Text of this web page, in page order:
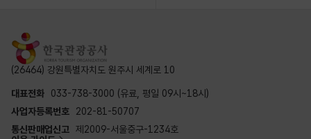
(26464) 강원특별자치도 원주시 세계로 10
대표전화
033-738-3000 (유료, 평일 09시~18시)
사업자등록번호
202-81-50707
통신판매업신고 제2009-서울중구-1234호